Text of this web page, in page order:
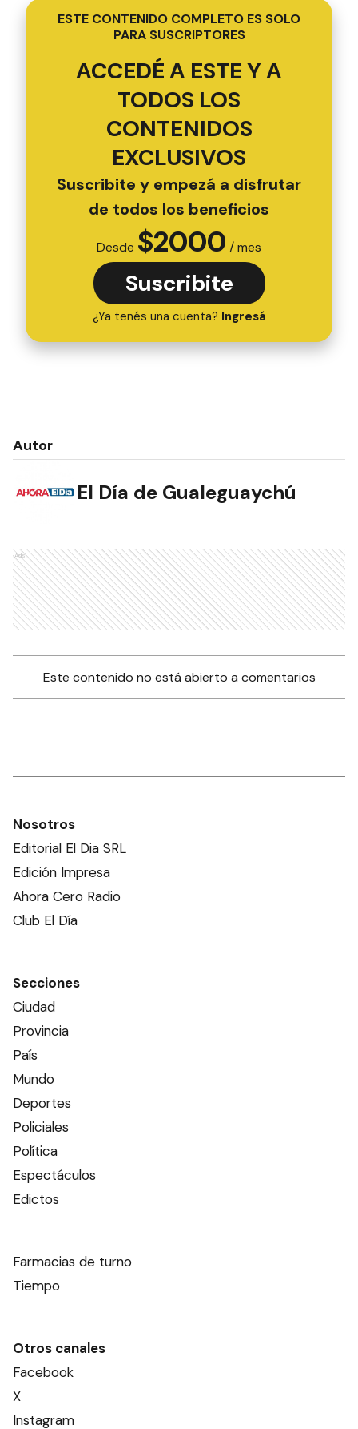
ESTE CONTENIDO COMPLETO ES SOLO
PARA SUSCRIPTORES
ACCEDÉ A ESTE Y A
TODOS LOS
CONTENIDOS
EXCLUSIVOS
Suscribite y empezá a disfrutar
de todos los beneficios
Desde $2000 / mes
Suscribite
¿Ya tenés una cuenta? Ingresá
Autor
El Día de Gualeguaychú
Ads
Este contenido no está abierto a comentarios
Nosotros
Editorial El Dia SRL
Edición Impresa
Ahora Cero Radio
Club El Día
Secciones
Ciudad
Provincia
País
Mundo
Deportes
Policiales
Política
Espectáculos
Edictos
Farmacias de turno
Tiempo
Otros canales
Facebook
X
Instagram